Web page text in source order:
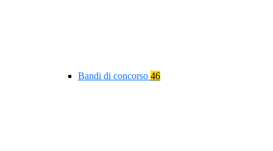
Bandi di concorso 46